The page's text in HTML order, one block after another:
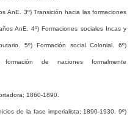
AnE. 3º) Transición hacia las formaciones
AnE. 4º) Formaciones sociales Incas y
5º) Formación social Colonial. 6º)
de naciones formalmente
1860-1890.
de la fase imperialista; 1890-1930. 9º)